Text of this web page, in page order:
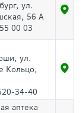
ул.
56 А
00 03
ул.
Кольцо,
34-40
аптека